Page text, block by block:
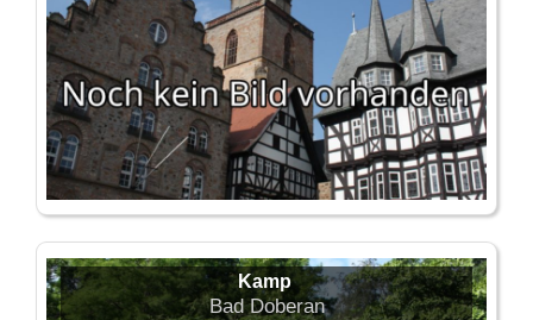
Kamp
Bad Doberan